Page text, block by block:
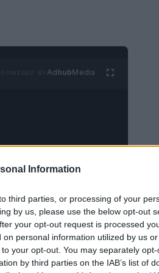
Information
third parties, or processing of your
by us, please use the below opt-out
your opt-out request is processed
personal information utilized by us
your opt-out. You may separately
by third parties on the IAB’s list of
AdhubMedia
encantadoras
ciudad más grande y
una península